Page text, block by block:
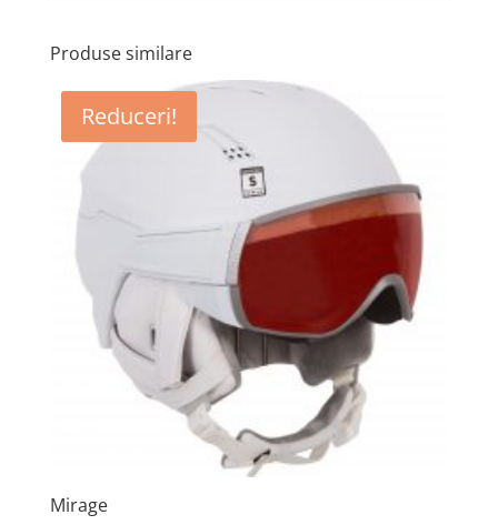
Produse similare
Reduceri!
Mirage